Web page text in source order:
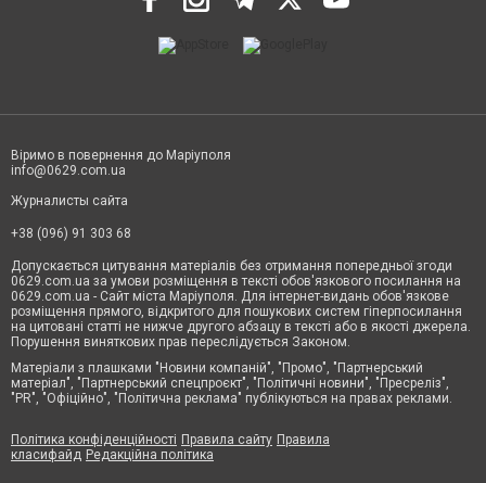
Віримо в повернення до Маріуполя
info@0629.com.ua
Журналисты сайта
+38 (096) 91 303 68
Допускається цитування матеріалів без отримання попередньої згоди
0629.com.ua за умови розміщення в тексті обов'язкового посилання на
0629.com.ua - Сайт міста Маріуполя. Для інтернет-видань обов'язкове
розміщення прямого, відкритого для пошукових систем гіперпосилання
на цитовані статті не нижче другого абзацу в тексті або в якості джерела.
Порушення виняткових прав переслідується Законом.
Матеріали з плашками "Новини компаній", "Промо", "Партнерський
матеріал", "Партнерський спецпроєкт", "Політичні новини", "Пресреліз",
"PR", "Офіційно", "Політична реклама" публікуються на правах реклами.
Політика конфіденційності Правила сайту Правила
класифайд Редакційна політика